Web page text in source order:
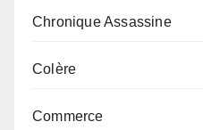
Chronique Assassine
Colère
Commerce